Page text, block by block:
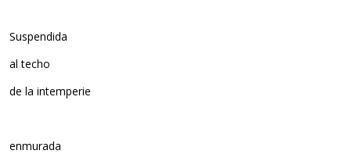
Suspendida
al techo
de la intemperie
enmurada